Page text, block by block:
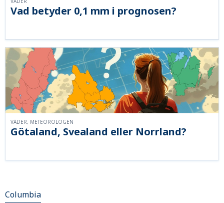
Vad betyder 0,1 mm i prognosen?
Götaland, Svealand eller Norrland?
VÄDER, METEOROLOGEN
Columbia